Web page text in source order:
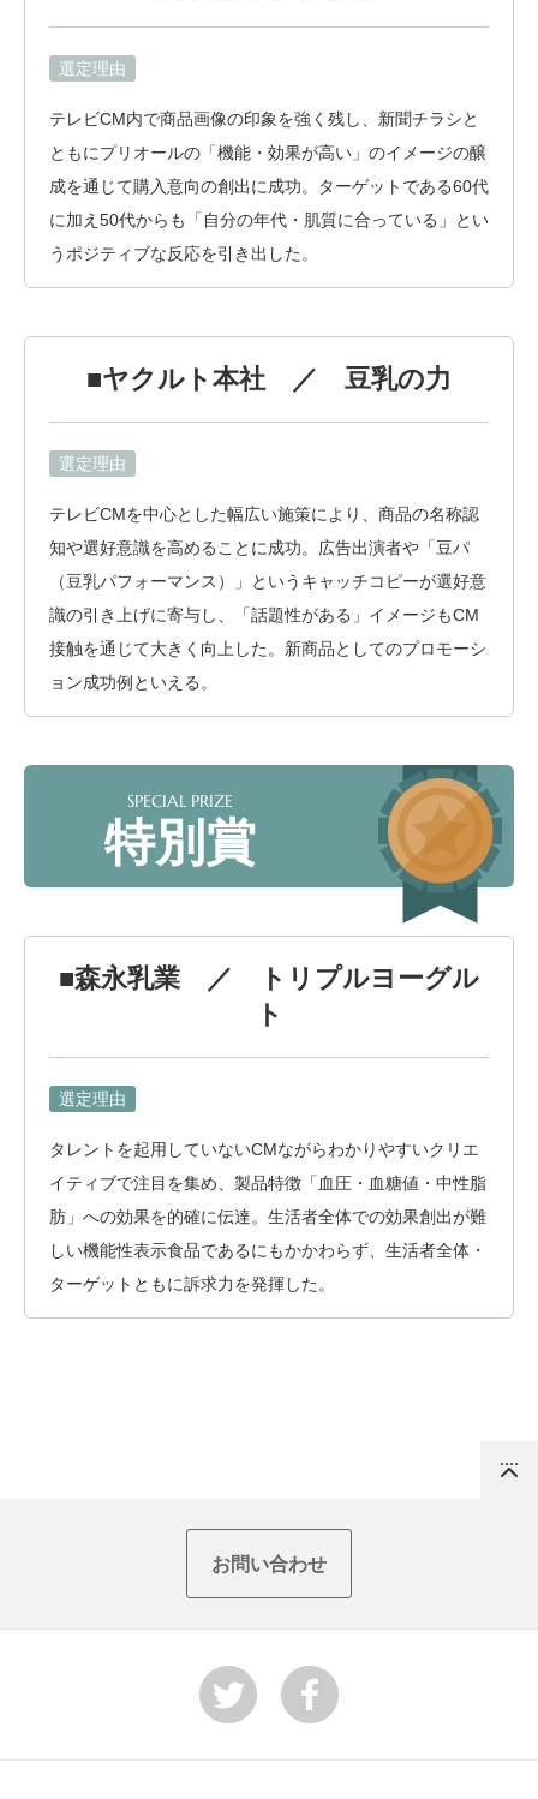
選定理由
テレビCM内で商品画像の印象を強く残し、新聞チラシと
ともにプリオールの「機能・効果が高い」のイメージの醸
成を通じて購入意向の創出に成功。ターゲットである60代
に加え50代からも「自分の年代・肌質に合っている」とい
うポジティブな反応を引き出した。
■ヤクルト本社 ／ 豆乳の力
選定理由
テレビCMを中心とした幅広い施策により、商品の名称認
知や選好意識を高めることに成功。広告出演者や「豆パ
（豆乳パフォーマンス）」というキャッチコピーが選好意
識の引き上げに寄与し、「話題性がある」イメージもCM
接触を通じて大きく向上した。新商品としてのプロモーシ
ョン成功例といえる。
SPECIAL PRIZE
特別賞
■森永乳業 ／ トリプルヨーグル
ト
選定理由
タレントを起用していないCMながらわかりやすいクリエ
イティブで注目を集め、製品特徴「血圧・血糖値・中性脂
肪」への効果を的確に伝達。生活者全体での効果創出が難
しい機能性表示食品であるにもかかわらず、生活者全体・
ターゲットともに訴求力を発揮した。
お問い合わせ